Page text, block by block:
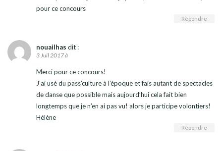
pour ce concours
Répondre
nouailhas dit :
3 Juil 2017 à
Merci pour ce concours!
J’ai usé du pass’culture à l’époque et fais autant de spectacles
de danse que possible mais aujourd’hui cela fait bien
longtemps que je n’en ai pas vu! alors je participe volontiers!
Hélène
Répondre